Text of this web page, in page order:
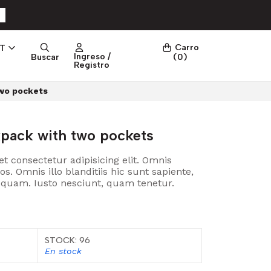
Buscar
Ingreso /
Registro
Carro
(0)
pockets
with two pockets
consectetur adipisicing elit. Omnis
Omnis illo blanditiis hic sunt sapiente,
Iusto nesciunt, quam tenetur.
STOCK: 96
En stock